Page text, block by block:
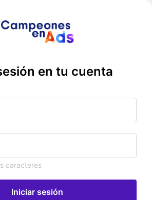
en tu cuenta
caracteres
Iniciar sesión